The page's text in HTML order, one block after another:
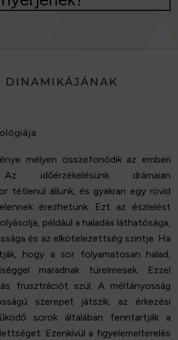
DINAMIKÁJÁNAK
mélyen összefonódik az emberi
Az időérzékelésünk drámaian
tétlenül állunk, és gyakran egy rövid
érezhetünk. Ezt az észlelést
például a haladás láthatósága,
és az elkötelezettség szintje. Ha
hogy a sor folyamatosan halad,
maradnak türelmesek. Ezzel
frusztrációt szül. A méltányosság
szerepet játszik; az érkezési
sorok általában fenntartják a
Ezenkívül a figyelemelterelés